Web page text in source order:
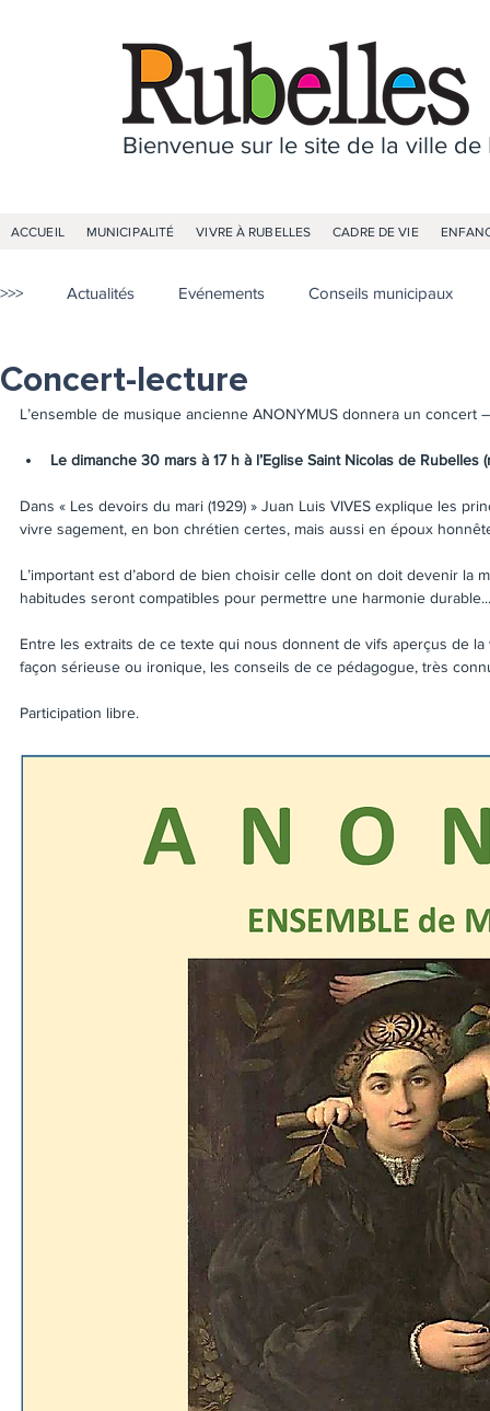
Bienvenue sur le site de la ville de
ACCUEIL MUNICIPALITÉ VIVRE À RUBELLES CADRE DE VIE
>>> Actualités Evénements Conseils municipaux
Concert-lecture
L’ensemble de musique ancienne ANONYMUS donnera un concert
Le dimanche 30 mars à 17 h à l’Eglise Saint Nicolas de Rubelles
Dans « Les devoirs du mari (1929) » Juan Luis VIVES explique les
vivre sagement, en bon chrétien certes, mais aussi en époux
L’important est d’abord de bien choisir celle dont on doit devenir
habitudes seront compatibles pour permettre une harmonie
Entre les extraits de ce texte qui nous donnent de vifs aperçus de
façon sérieuse ou ironique, les conseils de ce pédagogue, très
Participation libre.